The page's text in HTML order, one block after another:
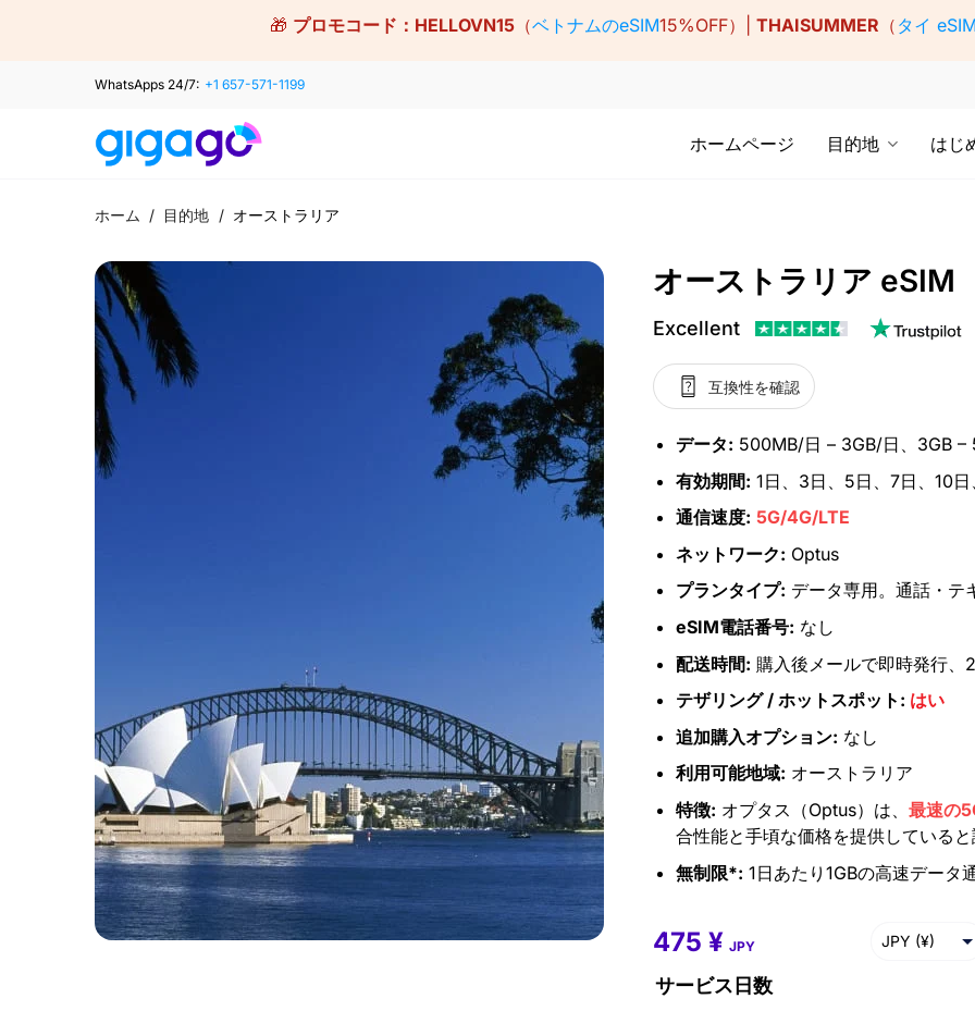
🎁 プロモコード： HELLOVN15（ベトナムのeSIM15%OFF）| THAISUMMER （ タイ
WhatsApps 24/7: +1 657-571-1199
ホームページ 目的地 はじ
ホーム / 目的地 / オーストラリア
オーストラリア eSIM
Excellent
互換性を確認
データ: 500MB/日 – 3GB/日、3GB –
有効期間: 1日、3日、5日、7日、10
通信速度: 5G/4G/LTE
ネットワーク: Optus
プランタイプ: データ専用。通話・テ
eSIM電話番号: なし
配送時間: 購入後メールで即時発行
テザリング / ホットスポット: はい
追加購入オプション: なし
利用可能地域: オーストラリア
特徴: オプタス（Optus）は、 最速の
合性能と手頃な価格を提供している
無制限*: 1日あたり1GBの高速データ
475 ¥–34,939 JPY (¥)
サービス日数
475 ¥ JPY